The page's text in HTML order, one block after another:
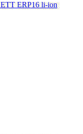
ERP16 li-ion